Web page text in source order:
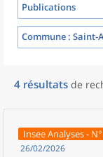
Publications
Commune : Saint-
4 résultats de
Insee Analyses -
26/02/2026